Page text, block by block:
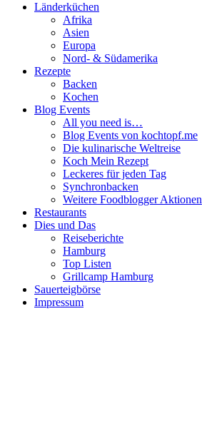
Länderküchen
Afrika
Asien
Europa
Nord- & Südamerika
Rezepte
Backen
Kochen
Blog Events
All you need is…
Blog Events von kochtopf.me
Die kulinarische Weltreise
Koch Mein Rezept
Leckeres für jeden Tag
Synchronbacken
Weitere Foodblogger Aktionen
Restaurants
Dies und Das
Reiseberichte
Hamburg
Top Listen
Grillcamp Hamburg
Sauerteigbörse
Impressum